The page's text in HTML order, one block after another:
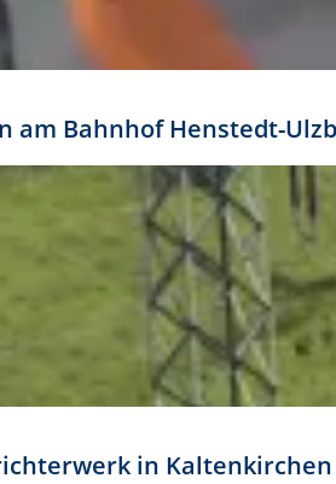
am Bahnhof Henstedt-
in Kaltenkirchen